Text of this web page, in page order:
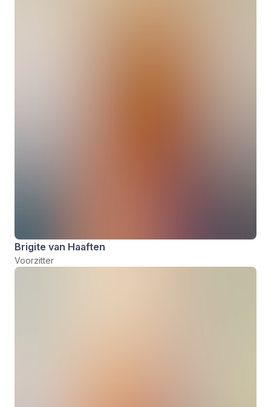
Brigite van Haaften
Voorzitter